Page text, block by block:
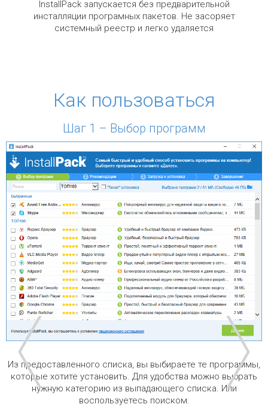
InstallPack запускается без предварительной
инсталляции програмных пакетов. Не засоряет
системный реестр и легко удаляется
Как пользоваться
Шаг 1 – Выбор программ
Из предоставленного списка, вы выбираете те программы,
которые хотите установить. Для удобства можно выбрать
нужную категорию из выпадающего списка. Или
воспользуетесь поиском.